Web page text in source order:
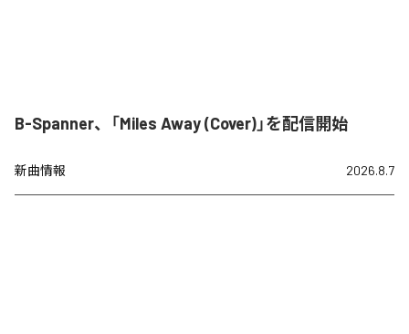
B-Spanner、「Miles Away (Cover)」を配信開始
新曲情報 2026.8.7